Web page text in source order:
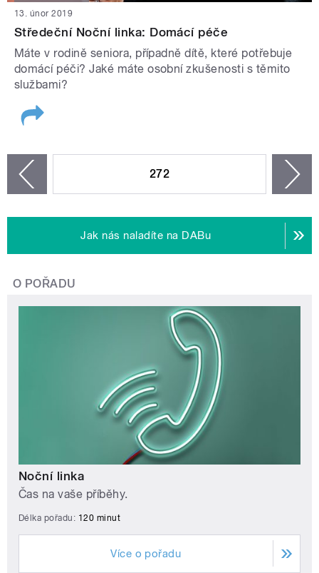
13. únor 2019
Středeční Noční linka: Domácí péče
Máte v rodině seniora, případně dítě, které potřebuje
domácí péči? Jaké máte osobní zkušenosti s těmito
službami?
272
Jak nás naladíte na DABu
O POŘADU
Noční linka
Čas na vaše příběhy.
Délka pořadu: 120 minut
Více o pořadu